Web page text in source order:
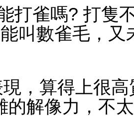
打雀嗎? 打隻
叫數雀毛，又
，算得上很
的解像力，不